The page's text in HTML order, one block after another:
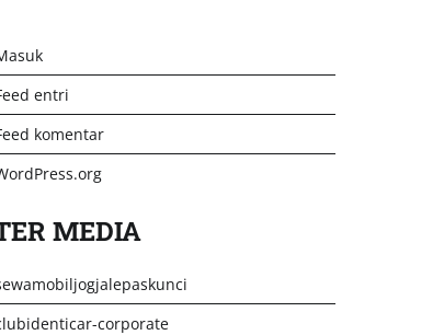
entri
komentar
MEDIA
corporate